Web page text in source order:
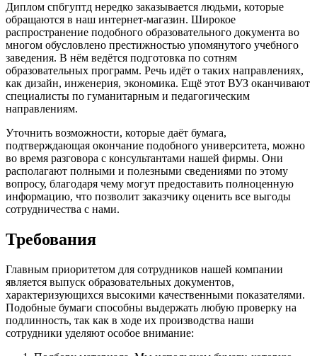
Диплом спбгуптд нередко заказывается людьми, которые
обращаются в наш интернет-магазин. Широкое
распространение подобного образовательного документа во
многом обусловлено престижностью упомянутого учебного
заведения. В нём ведётся подготовка по сотням
образовательных программ. Речь идёт о таких направлениях,
как дизайн, инженерия, экономика. Ещё этот ВУЗ оканчивают
специалисты по гуманитарным и педагогическим
направлениям.
Уточнить возможности, которые даёт бумага,
подтверждающая окончание подобного университета, можно
во время разговора с консультантами нашей фирмы. Они
располагают полными и полезными сведениями по этому
вопросу, благодаря чему могут предоставить полноценную
информацию, что позволит заказчику оценить все выгоды
сотрудничества с нами.
Требования
Главным приоритетом для сотрудников нашей компании
является выпуск образовательных документов,
характеризующихся высокими качественными показателями.
Подобные бумаги способны выдержать любую проверку на
подлинность, так как в ходе их производства наши
сотрудники уделяют особое внимание: